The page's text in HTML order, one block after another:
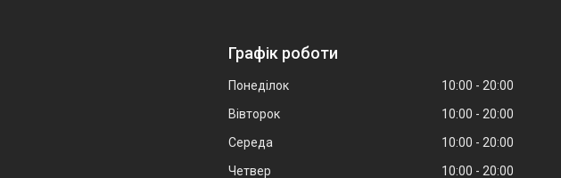
Графік роботи
Понеділок 10:00
20:00
Вівторок
10:00
20:00
Середа
10:00
20:00
Четвер
10:00 20:00